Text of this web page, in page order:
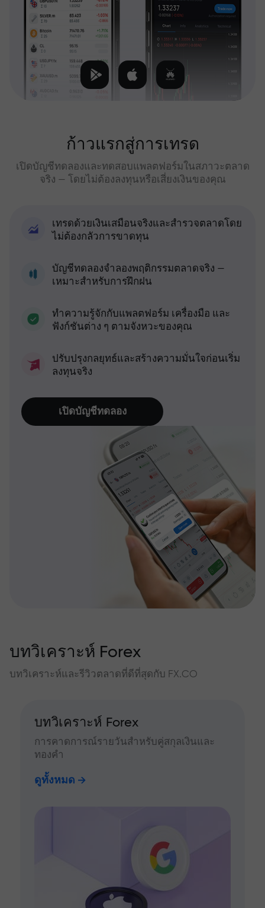
ก้าวแรกสู่การเทรด
เปิดบัญชีทดลองและทดสอบแพลตฟอร์มในสภาวะตลาด
จริง — โดยไม่ต้องลงทุนหรือเสี่ยงเงินของคุณ
เทรดด้วยเงินเสมือนจริงและสำรวจตลาดโดย
ไม่ต้องกลัวการขาดทุน
บัญชีทดลองจำลองพฤติกรรมตลาดจริง —
เหมาะสำหรับการฝึกฝน
ทำความรู้จักกับแพลตฟอร์ม เครื่องมือ และ
ฟังก์ชันต่าง ๆ ตามจังหวะของคุณ
ปรับปรุงกลยุทธ์และสร้างความมั่นใจก่อนเริ่ม
ลงทุนจริง
เปิดบัญชีทดลอง
บทวิเคราะห์ Forex
บทวิเคราะห์และรีวิวตลาดที่ดีที่สุดกับ FX.CO
บทวิเคราะห์ Forex
การคาดการณ์รายวันสำหรับคู่สกุลเงินและ
ทองคำ
ดูทั้งหมด